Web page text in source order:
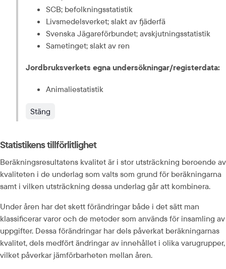
SCB; befolkningsstatistik
Livsmedelsverket; slakt av fjäderfä
Svenska Jägareförbundet; avskjutningsstatistik
Sametinget; slakt av ren
Jordbruksverkets egna undersökningar/registerdata:
Animaliestatistik
Stäng
Statistikens tillförlitlighet
Beräkningsresultatens kvalitet är i stor utsträckning beroende av
kvaliteten i de underlag som valts som grund för beräkningarna
samt i vilken utsträckning dessa underlag går att kombinera.
Under åren har det skett förändringar både i det sätt man
klassificerar varor och de metoder som används för insamling av
uppgifter. Dessa förändringar har dels påverkat beräkningarnas
kvalitet, dels medfört ändringar av innehållet i olika varugrupper,
vilket påverkar jämförbarheten mellan åren.